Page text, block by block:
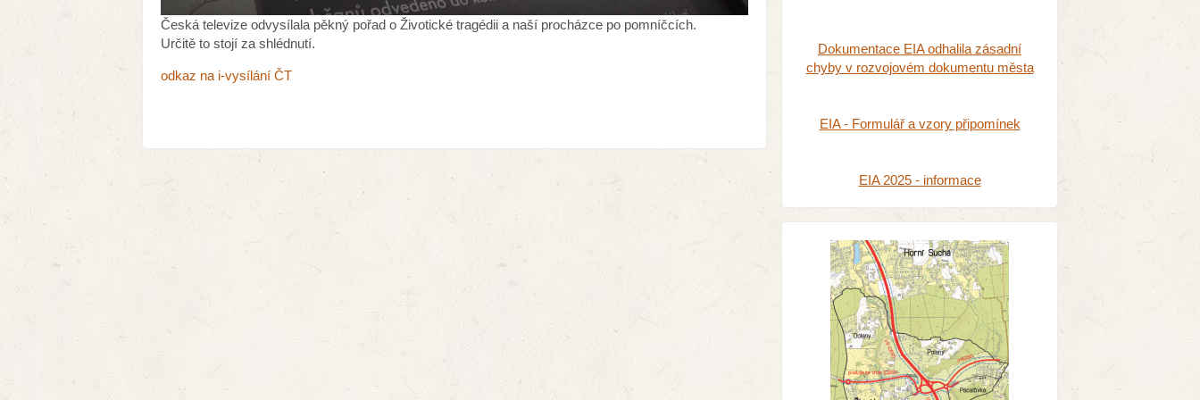
Česká televize odvysílala pěkný pořad o Životické tragédii a naší procházce po pomníčcích.
Určitě to stojí za shlédnutí.
odkaz na i-vysílání ČT
Dokumentace EIA odhalila zásadní
chyby v rozvojovém dokumentu města
EIA - Formulář a vzory připomínek
EIA 2025 - informace